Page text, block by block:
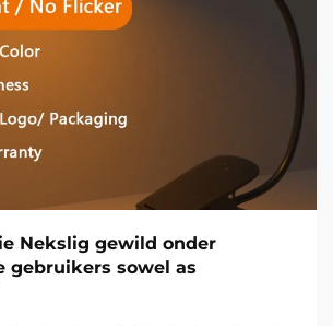
Nekslig gewild onder
gebruikers sowel as